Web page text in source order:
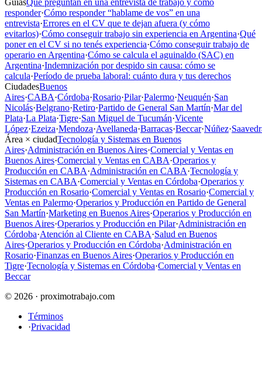
responder·Cómo responder “hablame de vos” en una
entrevista·Errores en el CV que te dejan afuera (y cómo
evitarlos)·Cómo conseguir trabajo sin experiencia en Argentina·Qué
poner en el CV si no tenés experiencia·Cómo conseguir trabajo de
operario en Argentina·Cómo se calcula el aguinaldo (SAC) en
Argentina·Indemnización por despido sin causa: cómo se
calcula·Período de prueba laboral: cuánto dura y tus derechos
CiudadesBuenos
Aires·CABA·Córdoba·Rosario·Pilar·Palermo·Neuquén·San
Nicolás·Belgrano·Retiro·Partido de General San Martín·Mar del
Plata·La Plata·Tigre·San Miguel de Tucumán·Vicente
López·Ezeiza·Mendoza·Avellaneda·Barracas·Beccar·Núñez·
Área × ciudadTecnología y Sistemas en Buenos
Aires·Administración en Buenos Aires·Comercial y Ventas en
Buenos Aires·Comercial y Ventas en CABA·Operarios y
Producción en CABA·Administración en CABA·Tecnología y
Sistemas en CABA·Comercial y Ventas en Córdoba·Operarios y
Producción en Rosario·Comercial y Ventas en Rosario·Comercial y
Ventas en Palermo·Operarios y Producción en Partido de General
San Martín·Marketing en Buenos Aires·Operarios y Producción en
Buenos Aires·Operarios y Producción en Pilar·Administración en
Córdoba·Atención al Cliente en CABA·Salud en Buenos
Aires·Operarios y Producción en Córdoba·Administración en
Rosario·Finanzas en Buenos Aires·Operarios y Producción en
Tigre·Tecnología y Sistemas en Córdoba·Comercial y Ventas en
Beccar
© 2026 · proximotrabajo.com
Términos
·Privacidad